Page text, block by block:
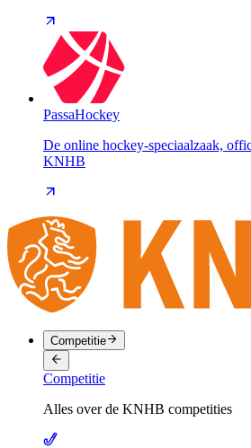
PassaHockey
De online hockey-speciaalzaak,
KNHB
Competitie
Competitie
Alles over de KNHB competities